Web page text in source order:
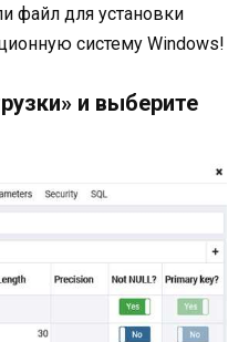
файл для установки
систему Windows!
и выберите